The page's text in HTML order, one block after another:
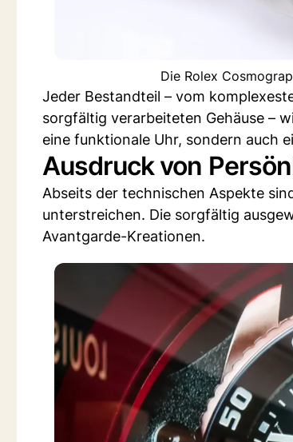
Die Rolex
Jeder Bestandteil – vom
sorgfältig verarbeiteten Gehäuse –
eine funktionale Uhr, sondern auch
Ausdruck von
Abseits der technischen Aspekte
unterstreichen. Die sorgfältig
Avantgarde-Kreationen.